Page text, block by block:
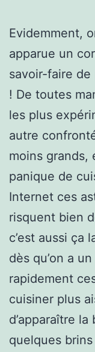
Evidemment,
apparue un
savoir-faire
! De toutes
les plus
autre
moins grands,
panique de
Internet ces
risquent bien
c’est aussi ça
dès qu’on a
rapidement
cuisiner plus
d’apparaître
quelques